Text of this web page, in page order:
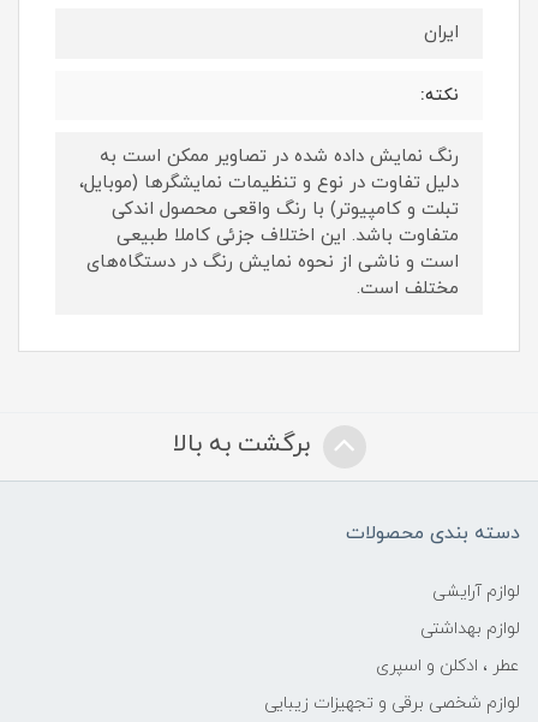
ایران
نکته:
رنگ نمایش داده‌ شده در تصاویر ممکن است به
دلیل تفاوت در نوع و تنظیمات نمایشگرها (موبایل،
تبلت و کامپیوتر) با رنگ واقعی محصول اندکی
متفاوت باشد. این اختلاف جزئی کاملا طبیعی
است و ناشی از نحوه نمایش رنگ در دستگاه‌های
مختلف است.
برگشت به بالا
دسته بندی محصولات
لوازم آرایشی
لوازم بهداشتی
عطر ، ادکلن و اسپری
لوازم شخصی برقی و تجهیزات زیبایی